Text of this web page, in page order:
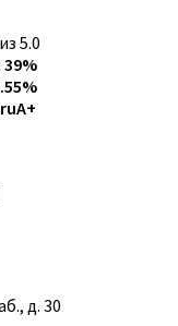
из 5.0
39%
ruA+
д. 30